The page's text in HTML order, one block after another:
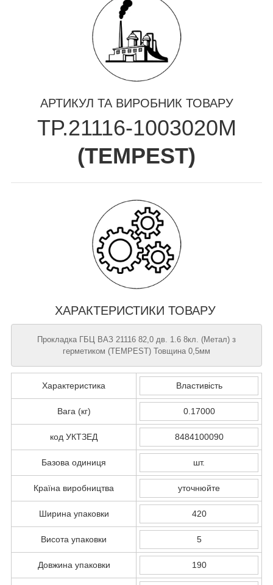
АРТИКУЛ ТА ВИРОБНИК ТОВАРУ
TP.21116-1003020М
(TEMPEST)
ХАРАКТЕРИСТИКИ ТОВАРУ
Прокладка ГБЦ ВАЗ 21116 82,0 дв. 1.6 8кл. (Метал) з
герметиком (TEMPEST) Товщина 0,5мм
Характеристика Властивість
Вага (кг) 0.17000
код УКТЗЕД 8484100090
Базова одиниця шт.
Країна виробництва уточнюйте
Ширина упаковки 420
Висота упаковки 5
Довжина упаковки 190